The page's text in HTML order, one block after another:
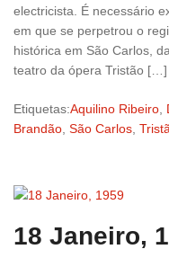
electricista. É necessário
em que se perpetrou o
histórica em São Carlos,
teatro da ópera Tristão […]
Etiquetas:Aquilino Ribeiro,
Brandão, São Carlos,
18 Janeiro,